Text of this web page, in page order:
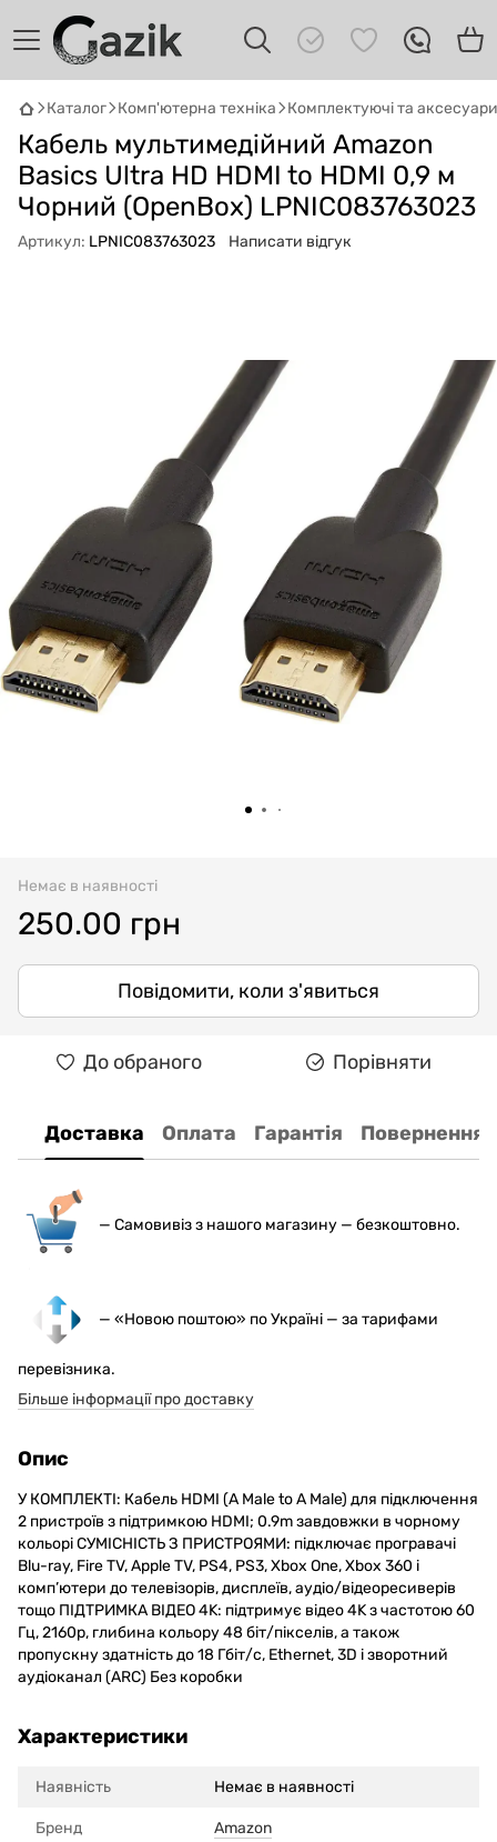
Каталог Комп'ютерна техніка Комплектуючі та аксесуари
Кабель мультимедійний Amazon
Basics Ultra HD HDMI to HDMI 0,9 м
Чорний (OpenBox) LPNIC083763023
Артикул: LPNIC083763023 Написати відгук
Немає в наявності
250.00 грн
Повідомити, коли з'явиться
До обраного Порівняти
Доставка Оплата Гарантія Повернення
— Самовивіз з нашого магазину — безкоштовно.
— «Новою поштою» по Україні — за тарифами
перевізника.
Більше інформації про доставку
Опис
У КОМПЛЕКТІ: Кабель HDMI (А Male to A Male) для підключення
2 пристроїв з підтримкою HDMI; 0.9m завдовжки в чорному
кольорі СУМІСНІСТЬ З ПРИСТРОЯМИ: підключає програвачі
Blu-ray, Fire TV, Apple TV, PS4, PS3, Xbox One, Xbox 360 і
комп’ютери до телевізорів, дисплеїв, аудіо/відеоресиверів
тощо ПІДТРИМКА ВІДЕО 4K: підтримує відео 4K з частотою 60
Гц, 2160p, глибина кольору 48 біт/пікселів, а також
пропускну здатність до 18 Гбіт/с, Ethernet, 3D і зворотний
аудіоканал (ARC) Без коробки
Характеристики
Наявність Немає в наявності
Бренд Amazon
Онлайн · пошук техніки
Привіт! 👋 Я Gazik AI — допоможу
підібрати вживану комп'ютерну техніку.
Що шукаєш?